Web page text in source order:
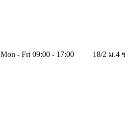
Mon - Fri 09:00 - 17:00 18/2 ม.4